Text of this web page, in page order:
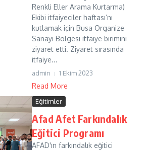
Renkli Eller Arama Kurtarma)
Ekibi itfaiyeciler haftası’nı
kutlamak için Busa Organize
Sanayi Bölgesi itfaiye birimini
ziyaret etti. Ziyaret sırasında
itfaiye...
admin 1 Ekim 2023
Read More
Eğitimler
Afad Afet Farkındalık
Eğitici Programı
AFAD'ın farkındalık eğitici